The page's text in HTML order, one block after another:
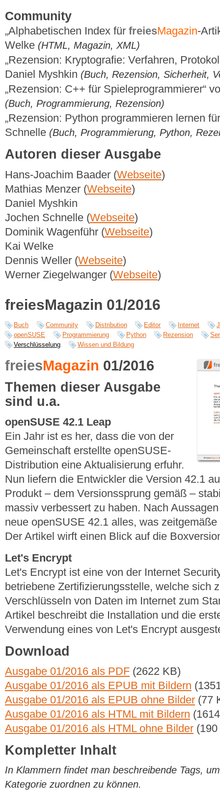
Community
„Alphabetischen Index für freiesMagazin-
Welke (HTML, Magazin, XML)
„Rezension: Kryptografie: Verfahren,
Daniel Myshkin (Buch, Rezension, Sicherheit,
„Rezension: C++ für Spieleprogrammierer“
(Buch, Programmierung, Rezension)
„Rezension: Python programmieren lernen
Schnelle (Buch, Programmierung, Python,
Autoren dieser Ausgabe
Hans-Joachim Baader (Webseite)
Mathias Menzer (Webseite)
Daniel Myshkin
Jochen Schnelle (Webseite)
Dominik Wagenführ (Webseite)
Kai Welke
Dennis Weller (Webseite)
Werner Ziegelwanger (Webseite)
freiesMagazin 01/2016
Buch Community Distribution Editor Internet
openSUSE
Programmierung Python Rezension
Verschlüsselung
Wissen und Bildung
freiesMagazin 01/2016
Themen dieser Ausgabe
sind u.a.
openSUSE 42.1 Leap
Ein Jahr ist es her, dass die von der
Gemeinschaft erstellte openSUSE-
Distribution eine Aktualisierung erfuhr.
Nun liefern die Entwickler die Version 42.1
Produkt – dem Versionssprung gemäß –
massiv verbessert zu haben. Nach
neue openSUSE 42.1 alles, was
Der Artikel wirft einen Blick auf die
Let's Encrypt
Let's Encrypt ist eine von der Internet
betriebene Zertifizierungsstelle, welche sich
Verschlüsseln von Daten im Internet zum
Artikel beschreibt die Installation und die
Verwendung eines von Let's Encrypt
Download
Ausgabe 01/2016 als PDF (2622 KB)
Ausgabe 01/2016 als EPUB mit Bildern
Ausgabe 01/2016 als EPUB ohne Bilder (77
Ausgabe 01/2016 als HTML mit Bildern
Ausgabe 01/2016 als HTML ohne Bilder
Kompletter Inhalt
In Klammern findet man beschreibende Tags,
Kategorie zuordnen zu können.